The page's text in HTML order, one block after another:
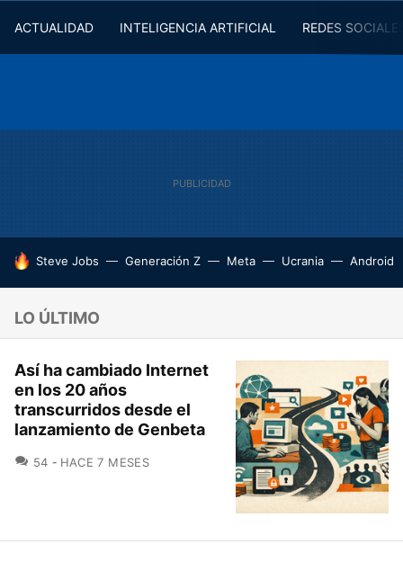
ACTUALIDAD INTELIGENCIA ARTIFICIAL REDES
HOY SE HABLA DE
Steve Jobs Generación Z Meta Ucrania Android
LO ÚLTIMO
Así ha cambiado Internet
en los 20 años
transcurridos desde el
lanzamiento de Genbeta
54 COMENTARIOS
HACE 7 MESES